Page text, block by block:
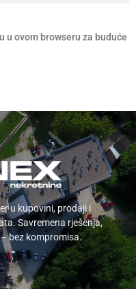
u ovom browseru za buduće
u kupovini, prodaji i
Savremena rješenja,
bez kompromisa.